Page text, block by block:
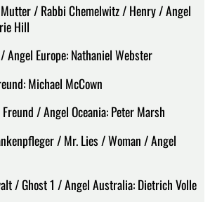
/ Rabbi Chemelwitz / Henry / Angel
Hill
Angel Europe: Nathaniel Webster
Michael McCown
/ Angel Oceania: Peter Marsh
/ Mr. Lies / Woman / Angel
/ Ghost 1 / Angel Australia: Dietrich Volle